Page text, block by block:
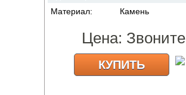
Материал:
Камень
Цена: Звоните
КУПИТЬ